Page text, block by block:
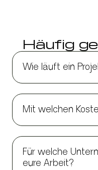
Häufig
Wie läuft ein
Mit welchen
Für welche
eure Arbeit?